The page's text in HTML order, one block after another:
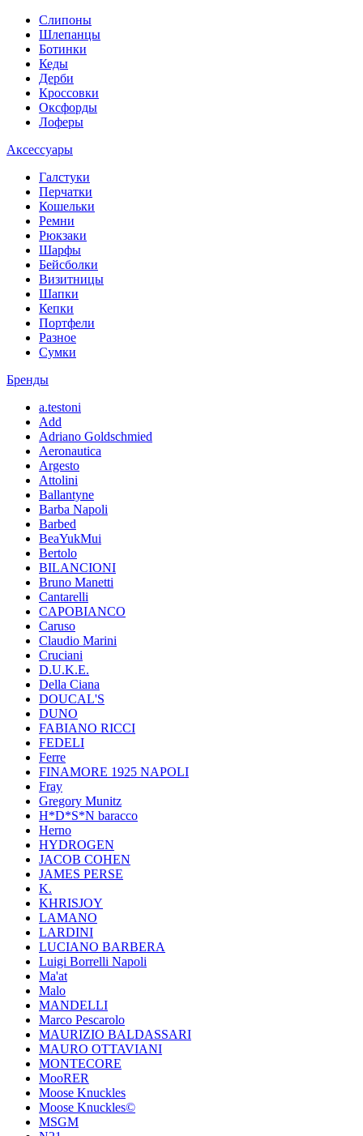
Слипоны
Шлепанцы
Ботинки
Кеды
Дерби
Кроссовки
Оксфорды
Лоферы
Аксессуары
Галстуки
Перчатки
Кошельки
Ремни
Рюкзаки
Шарфы
Бейсболки
Визитницы
Шапки
Кепки
Портфели
Разное
Сумки
Бренды
a.testoni
Add
Adriano Goldschmied
Aeronautica
Argesto
Attolini
Ballantyne
Barba Napoli
Barbed
BeaYukMui
Bertolo
BILANCIONI
Bruno Manetti
Cantarelli
CAPOBIANCO
Caruso
Claudio Marini
Cruciani
D.U.K.E.
Della Ciana
DOUCAL'S
DUNO
FABIANO RICCI
FEDELI
Ferre
FINAMORE 1925 NAPOLI
Fray
Gregory Munitz
H*D*S*N baracco
Herno
HYDROGEN
JACOB COHEN
JAMES PERSE
K.
KHRISJOY
LAMANO
LARDINI
LUCIANO BARBERA
Luigi Borrelli Napoli
Ma'at
Malo
MANDELLI
Marco Pescarolo
MAURIZIO BALDASSARI
MAURO OTTAVIANI
MONTECORE
MooRER
Moose Knuckles
Moose Knuckles©️
MSGM